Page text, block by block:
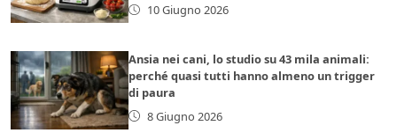
10 Giugno 2026
Ansia nei cani, lo studio su 43 mila animali:
perché quasi tutti hanno almeno un trigger
di paura
8 Giugno 2026